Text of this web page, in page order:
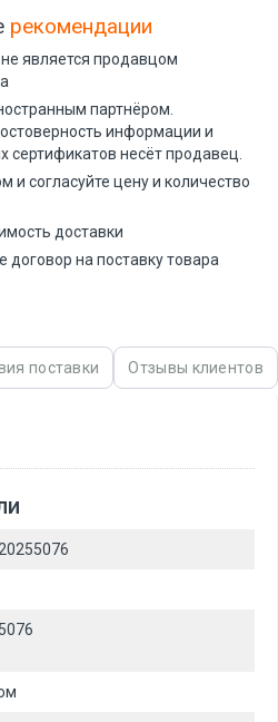
рекомендации
является продавцом
партнёром.
информации и
сертификатов несёт продавец.
и согласуйте цену и количество
доставки
договор на поставку товара
поставки Отзывы клиентов